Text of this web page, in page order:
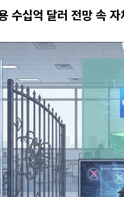
수십억 달러 전망 속